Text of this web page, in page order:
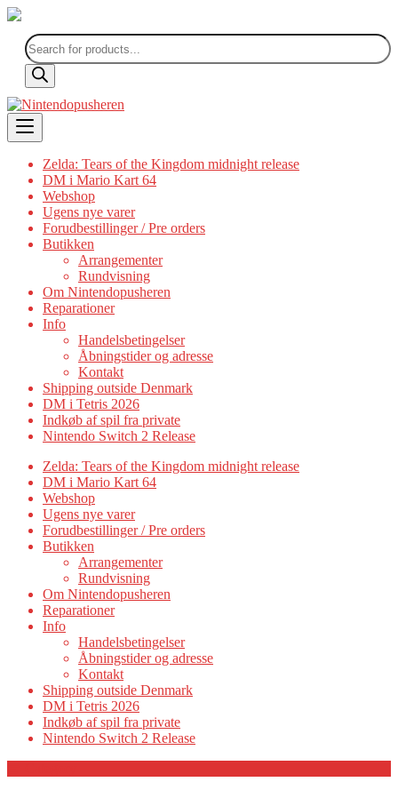
Products
search
Skip
to
content
Zelda: Tears of the Kingdom midnight release
DM i Mario Kart 64
Webshop
Ugens nye varer
Forudbestillinger / Pre orders
Butikken
Arrangementer
Rundvisning
Om Nintendopusheren
Reparationer
Info
Handelsbetingelser
Åbningstider og adresse
Kontakt
Shipping outside Denmark
DM i Tetris 2026
Indkøb af spil fra private
Nintendo Switch 2 Release
Zelda: Tears of the Kingdom midnight release
DM i Mario Kart 64
Webshop
Ugens nye varer
Forudbestillinger / Pre orders
Butikken
Arrangementer
Rundvisning
Om Nintendopusheren
Reparationer
Info
Handelsbetingelser
Åbningstider og adresse
Kontakt
Shipping outside Denmark
DM i Tetris 2026
Indkøb af spil fra private
Nintendo Switch 2 Release